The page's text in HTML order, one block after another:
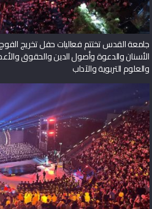
جامعة القدس تختتم فعاليات حفل تخريج
الأسنان والدعوة وأصول الدين والحقوق
والعلوم التربوية والآداب